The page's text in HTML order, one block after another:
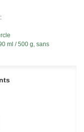
ml / 500 g, sans